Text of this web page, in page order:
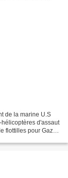
de la marine U.S
d'assaut
flottilles pour Gaza.